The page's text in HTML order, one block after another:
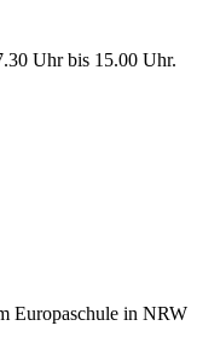
Uhr bis 15.00 Uhr.
Europaschule in NRW